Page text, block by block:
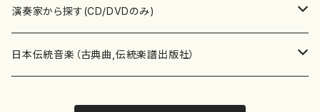
書籍
テキストブック
CD・DVD
チケット
箏・琴（ソロ）
箏・琴（合奏）
合唱
混声合唱
歌・声
あ行
青木省三(アオキ ショウゾウ)
か行
演奏家から探す(CD/DVDのみ)
邦楽（箏、三味線、尺八等）演奏家
日本伝統音楽（古典曲,伝統楽譜出版社）